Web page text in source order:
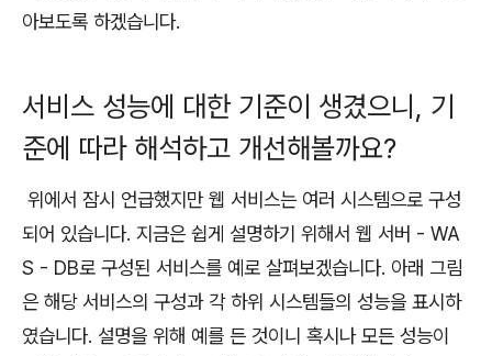
아보도록 하겠습니다.
서비스 성능에 대한 기준이 생겼으니, 기
준에 따라 해석하고 개선해볼까요?
위에서 잠시 언급했지만 웹 서비스는 여러 시스템으로 구성
되어 있습니다. 지금은 쉽게 설명하기 위해서 웹 서버 - WA
S - DB로 구성된 서비스를 예로 살펴보겠습니다. 아래 그림
은 해당 서비스의 구성과 각 하위 시스템들의 성능을 표시하
였습니다. 설명을 위해 예를 든 것이니 혹시나 모든 성능이